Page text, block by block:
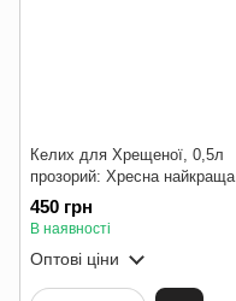
Келих для Хрещеної, 0,5л
прозорий: Хресна найкраща
450 грн
В наявності
Оптові ціни